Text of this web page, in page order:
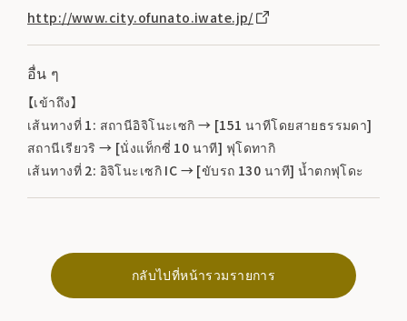
http://www.city.ofunato.iwate.jp/
อื่น ๆ
【เข้าถึง】
เส้นทางที่ 1: สถานีอิจิโนะเซกิ → [151 นาทีโดยสายธรรมดา]
สถานีเรียวริ → [นั่งแท็กซี่ 10 นาที] ฟุโดทากิ
เส้นทางที่ 2: อิจิโนะเซกิ IC → [ขับรถ 130 นาที] น้ำตกฟุโดะ
กลับไปที่หน้ารวมรายการ